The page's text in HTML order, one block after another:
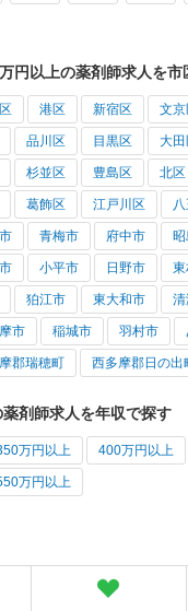
円以上の薬剤師求人を市
港区 新宿区 文
品川区 目黒区 大
杉並区 豊島区 北区
葛飾区 江戸川区
青梅市 府中市
小平市 日野市
狛江市 東大和市
市 稲城市 羽村市
郡瑞穂町 西多摩郡日の出
剤師求人を年収で探す
万円以上 400万円以上
万円以上